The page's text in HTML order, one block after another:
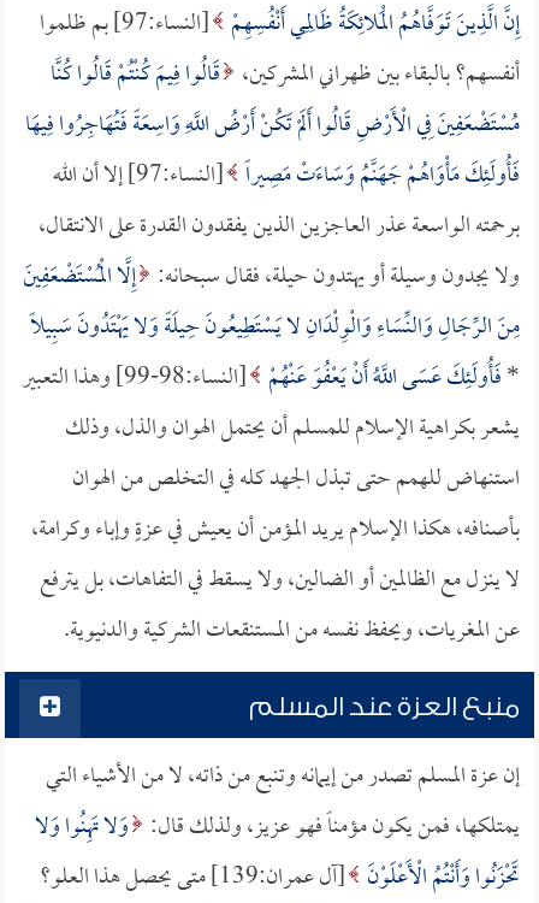
إِنَّ الَّذِينَ تَوَفَّاهُمُ الْمَلائِكَةُ ظَالِمِي أَنْفُسِهِمْ
[النساء:97] بم ظلموا
أنفسهم؟ بالبقاء بين ظهراني المشركين، قَالُوا فِيمَ كُنْتُمْ قَالُوا كُنَّا
مُسْتَضْعَفِينَ فِي الْأَرْضِ قَالُوا أَلَمْ تَكُنْ أَرْضُ اللَّهِ وَاسِعَةً فَتُهَاجِرُوا فِيهَا
فَأُولَئِكَ مَأْوَاهُمْ جَهَنَّمُ وَسَاءَتْ مَصِيراً
[النساء:97] إلا أن الله
برحمته الواسعة عذر العاجزين الذين يفقدون القدرة على الانتقال،
ولا يجدون وسيلة أو يهتدون حيلة، فقال سبحانه: إِلَّا الْمُسْتَضْعَفِينَ
مِنَ الرِّجَالِ وَالنِّسَاءِ وَالْوِلْدَانِ لا يَسْتَطِيعُونَ حِيلَةً وَلا يَهْتَدُونَ سَبِيلاً
*فَأُولَئِكَ عَسَى اللَّهُ أَنْ يَعْفُوَ عَنْهُمْ
[النساء:98-99] وهذا التعبير
يشعر بكراهية الإسلام للمسلم أن يحتمل الهوان والذل، وذلك
استنهاض للهمم حتى تبذل الجهد كله في التخلص من الهوان
بأصنافه، هكذا الإسلام يريد المؤمن أن يعيش في عزةٍ وإباء وكرامة،
لا ينزل مع الظالمين أو الضالين، ولا يسقط في التفاهات، بل يترفع
عن المغريات، ويحفظ نفسه من المستنقعات الشركية والدنيوية.
منبع العزة عند المسلم
إن عزة المسلم تصدر من إيمانه وتنبع من ذاته، لا من الأشياء التي
يمتلكها، فمن يكون مؤمناً فهو عزيز، ولذلك قال: وَلا تَهِنُوا وَلا
تَحْزَنُوا وَأَنْتُمُ الْأَعْلَوْنَ
[آل عمران:139] متى يحصل هذا العلو؟